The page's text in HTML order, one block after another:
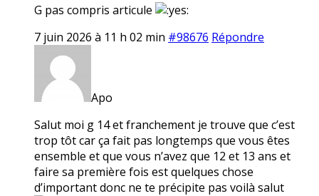
G pas compris articule
7 juin 2026 à 11 h 02 min #98676 Répondre
Apo
Salut moi g 14 et franchement je trouve que c’est
trop tôt car ça fait pas longtemps que vous êtes
ensemble et que vous n’avez que 12 et 13 ans et
faire sa première fois est quelques chose
d’important donc ne te précipite pas voilà salut